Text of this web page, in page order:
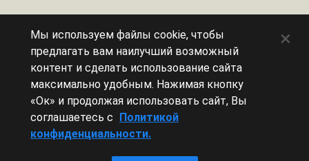
Сейчас на странице
Эту страницу никто не просматривает.
Мы используем файлы cookie, чтобы
предлагать вам наилучший возможный
контент и сделать использование сайта
максимально удобным. Нажимая кнопку
«Ок» и продолжая использовать сайт, Вы
соглашаетесь с Политикой
конфиденциальности.
×